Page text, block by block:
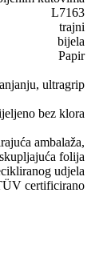
L7163
trajni
bijela
Papir
ultragrip
bez klora
ambalaža,
folija
udjela
certificirano